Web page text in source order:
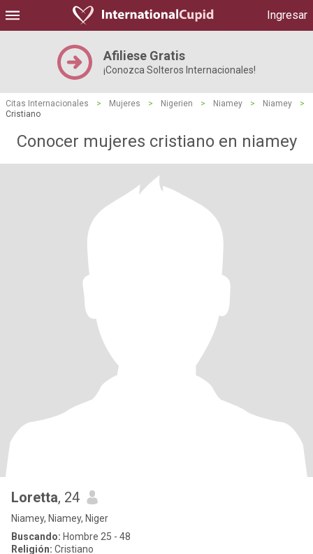
Ingresar
Afiliese Gratis
¡Conozca Solteros Internacionales!
Citas Internacionales > Mujeres > Nigerien > Niamey > Niamey
>
Cristiano
Conocer mujeres cristiano en niamey
Loretta, 24
Niamey, Niamey, Niger
Buscando: Hombre 25 - 48
Religión: Cristiano